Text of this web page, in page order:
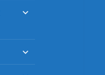
раскрыть
раскрыть